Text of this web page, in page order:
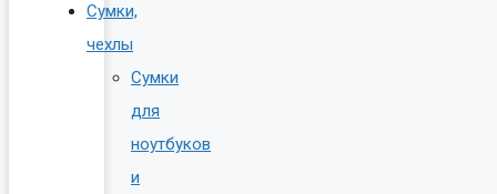
Сумки,
чехлы
Сумки
для
ноутбуков
и